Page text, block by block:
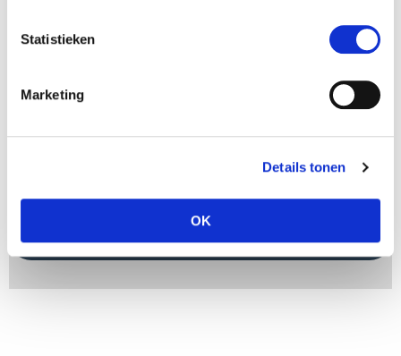
Statistieken
Marketing
Details tonen
OK